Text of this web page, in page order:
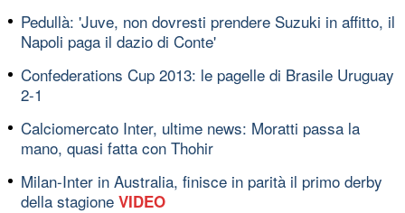
Pedullà: 'Juve, non dovresti prendere Suzuki in affitto, il
Napoli paga il dazio di Conte'
Confederations Cup 2013: le pagelle di Brasile Uruguay
2-1
Calciomercato Inter, ultime news: Moratti passa la
mano, quasi fatta con Thohir
Milan-Inter in Australia, finisce in parità il primo derby
della stagione VIDEO